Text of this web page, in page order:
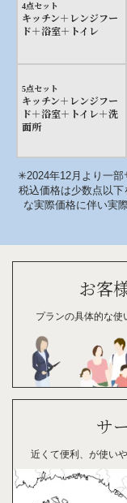
4点セット
キッチン＋レンジフー
ド＋浴室＋トイレ
5点セット
キッチン＋レンジフー
ド＋浴室＋トイレ＋洗
面所
✳︎2024年12月より一部
税込価格は少数点以
な実際価格に伴い実
お客
プランの具体的な使
サ
近くて便利、が使い